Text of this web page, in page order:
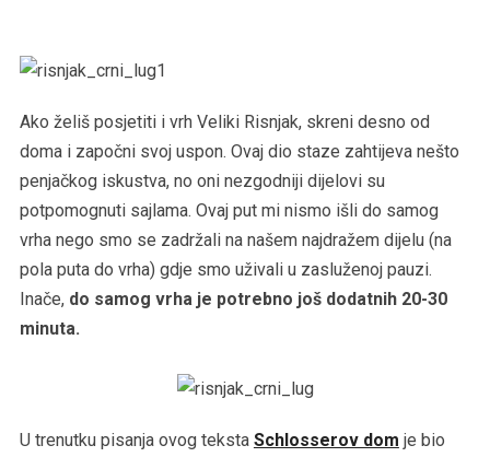
Ako želiš posjetiti i vrh Veliki Risnjak, skreni desno od
doma i započni svoj uspon. Ovaj dio staze zahtijeva nešto
penjačkog iskustva, no oni nezgodniji dijelovi su
potpomognuti sajlama. Ovaj put mi nismo išli do samog
vrha nego smo se zadržali na našem najdražem dijelu (na
pola puta do vrha) gdje smo uživali u zasluženoj pauzi.
Inače, do samog vrha je potrebno još dodatnih 20-30
minuta.
U trenutku pisanja ovog teksta Schlosserov dom je bio